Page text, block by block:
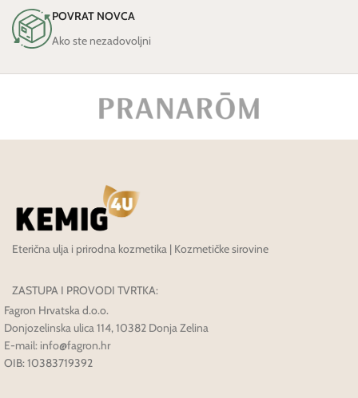
POVRAT NOVCA
Ako ste nezadovoljni
Eterična ulja i prirodna kozmetika | Kozmetičke sirovine
ZASTUPA I PROVODI TVRTKA:
Fagron Hrvatska d.o.o.
Donjozelinska ulica 114, 10382 Donja Zelina
E-mail: info@fagron.hr
OIB: 10383719392